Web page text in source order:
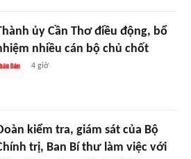
ủy Cần Thơ điều động, bổ
nhiều cán bộ chủ chốt
4 giờ
kiểm tra, giám sát của Bộ
trị, Ban Bí thư làm việc với